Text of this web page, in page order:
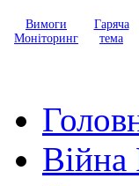
Вимоги
Моніторинг
Гаряча
тема